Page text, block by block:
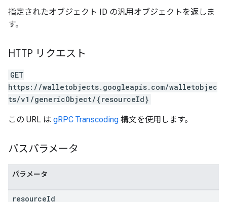
指定されたオブジェクト ID の汎用オブジェクトを返しま
す。
HTTP リクエスト
GET
https://walletobjects.googleapis.com/walletobjec
ts/v1/genericObject/{resourceId}
この URL は gRPC Transcoding 構文を使用します。
パスパラメータ
パラメータ
resourceId